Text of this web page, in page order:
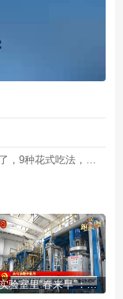
一代人有一代人的汤圆吃法~今年别再水煮汤圆了，9种花式吃法，好奇快试试吧！
实验室里“春来早”：给“高端装备”穿上“新材料铠甲”